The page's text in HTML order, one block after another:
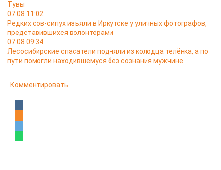
Тувы
07.08 11:02
Редких сов-сипух изъяли в Иркутске у уличных фотографов,
представившихся волонтёрами
07.08 09:34
Лесосибирские спасатели подняли из колодца телёнка, а по
пути помогли находившемуся без сознания мужчине
Комментировать